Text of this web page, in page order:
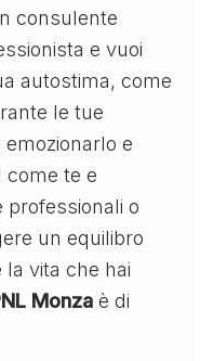
consulente
e vuoi
autostima, come
le tue
e
come te e
o
un equilibro
la vita che hai
Monza è di